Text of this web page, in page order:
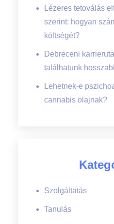
Lézeres tetoválás
szerint: hogyan
költségét?
Debreceni
találhatunk
Lehetnek-e
cannabis olajnak?
Szolgáltatás
Tanulás